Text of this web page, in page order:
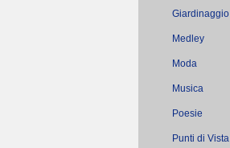
Giardinaggio
Medley
Moda
Musica
Poesie
Punti di Vista